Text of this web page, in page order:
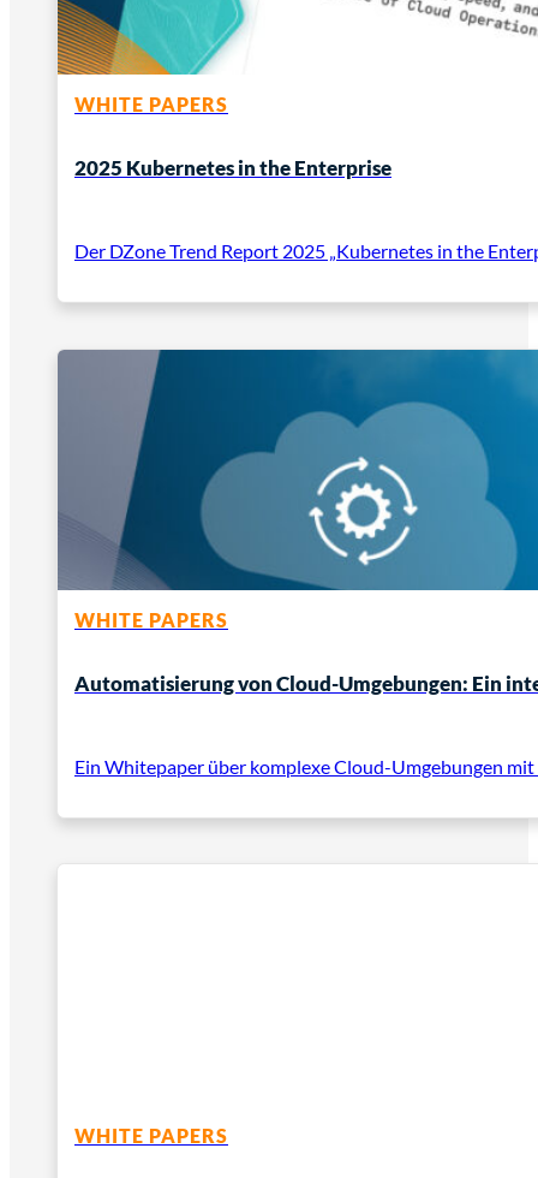
WHITE PAPERS
2025 Kubernetes in the Enterprise
Der DZone Trend Report 2025 „Kubernetes in the
WHITE PAPERS
Automatisierung von Cloud-Umgebungen: Ein
Ein Whitepaper über komplexe Cloud-Umgebungen
WHITE PAPERS